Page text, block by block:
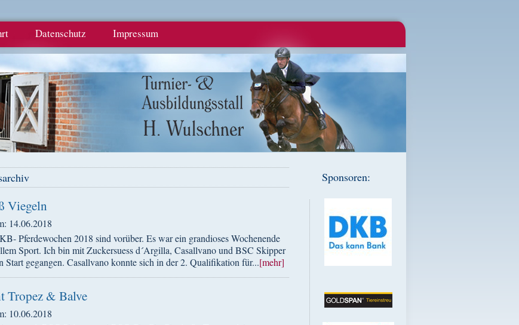
Datenschutz Impressum
Viegeln
14.06.2018
Pferdewochen 2018 sind vorüber. Es war ein grandioses Wochenende
Sport. Ich bin mit Zuckersuess d´Argilla, Casallvano und BSC Skipper
Start gegangen. Casallvano konnte sich in der 2. Qualifikation für...[mehr]
Tropez & Balve
10.06.2018
Sponsoren: